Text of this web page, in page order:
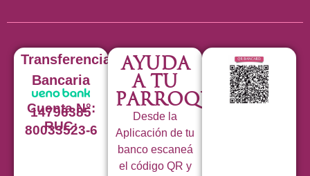
Transferencia
Bancaria
Cuenta N°:
14796385
RUC:
80033523-6
Ayuda
a tu
Parroquia
Desde la
Aplicación de tu
banco escaneá
el código QR y